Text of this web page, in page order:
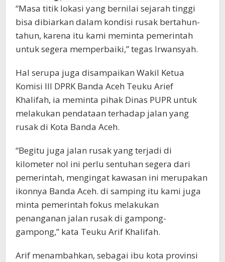
“Masa titik lokasi yang bernilai sejarah tinggi
bisa dibiarkan dalam kondisi rusak bertahun-
tahun, karena itu kami meminta pemerintah
untuk segera memperbaiki,” tegas Irwansyah.
Hal serupa juga disampaikan Wakil Ketua
Komisi III DPRK Banda Aceh Teuku Arief
Khalifah, ia meminta pihak Dinas PUPR untuk
melakukan pendataan terhadap jalan yang
rusak di Kota Banda Aceh.
“Begitu juga jalan rusak yang terjadi di
kilometer nol ini perlu sentuhan segera dari
pemerintah, mengingat kawasan ini merupakan
ikonnya Banda Aceh. di samping itu kami juga
minta pemerintah fokus melakukan
penanganan jalan rusak di gampong-
gampong,” kata Teuku Arif Khalifah.
Arif menambahkan, sebagai ibu kota provinsi